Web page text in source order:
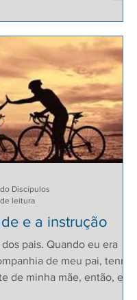
e a instrução
pais. Quando eu era
de meu pai, tenro e
de minha mãe, então, ele
Discípulos
leitura